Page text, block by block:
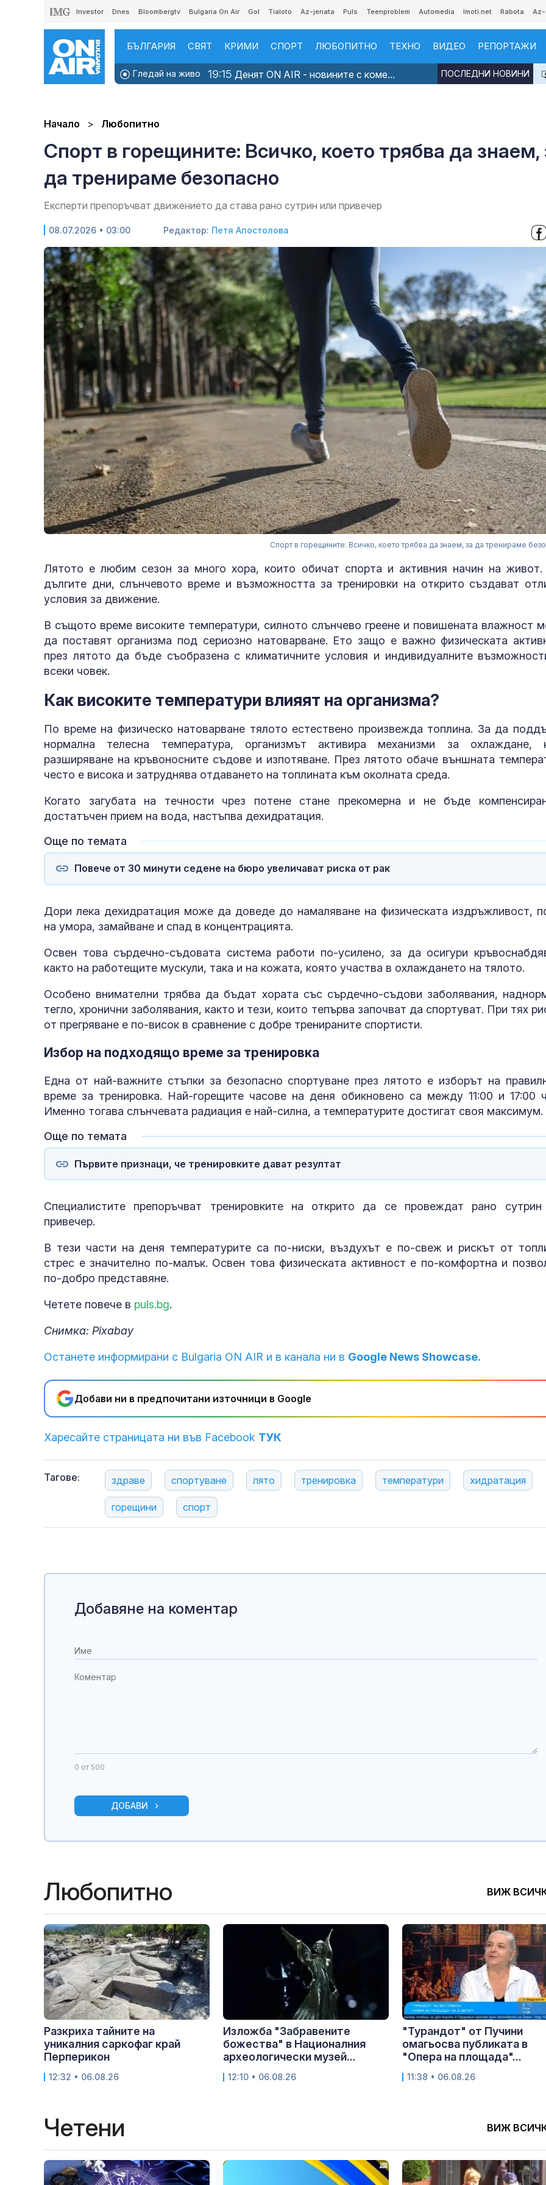
Investor Dnes Bloombergtv Bulgaria On Air Gol Tialoto Az-jenata Puls Teenproblem Automedia Imoti.net Rabota
БЪЛГАРИЯ СВЯТ КРИМИ СПОРТ ЛЮБОПИТНО ТЕХНО ВИДЕО РЕПОРТАЖИ
Гледай на живо 19:15 Денят ON AIR - новините с коме... ПОСЛЕДНИ НОВИНИ
Начало Любопитно
Спорт в горещините: Всичко, което трябва да знаем,
да тренираме безопасно
Експерти препоръчват движението да става рано сутрин или привечер
08.07.2026 • 03:00 Редактор: Петя Апостолова
Спорт в горещините: Всичко, което трябва да знаем, за да тренираме
Лятото е любим сезон за много хора, които обичат спорта и активния начин на
дългите дни, слънчевото време и възможността за тренировки на открито създават
условия за движение.
В същото време високите температури, силното слънчево греене и повишената влажност
да поставят организма под сериозно натоварване. Ето защо е важно физическата
през лятото да бъде съобразена с климатичните условия и индивидуалните
всеки човек.
Как високите температури влияят на организма?
По време на физическо натоварване тялото естествено произвежда топлина. За да
нормална телесна температура, организмът активира механизми за охлаждане,
разширяване на кръвоносните съдове и изпотяване. През лятото обаче външната
често е висока и затруднява отдаването на топлината към околната среда.
Когато загубата на течности чрез потене стане прекомерна и не бъде
достатъчен прием на вода, настъпва дехидратация.
Още по темата
Повече от 30 минути седене на бюро увеличават риска от рак
Дори лека дехидратация може да доведе до намаляване на физическата издръжливост,
на умора, замайване и спад в концентрацията.
Освен това сърдечно-съдовата система работи по-усилено, за да осигури
както на работещите мускули, така и на кожата, която участва в охлаждането на тялото.
Особено внимателни трябва да бъдат хората със сърдечно-съдови заболявания,
тегло, хронични заболявания, както и тези, които тепърва започват да спортуват. При тях
от прегряване е по-висок в сравнение с добре тренираните спортисти.
Избор на подходящо време за тренировка
Една от най-важните стъпки за безопасно спортуване през лятото е изборът на
време за тренировка. Най-горещите часове на деня обикновено са между 11:00 и 17:00
Именно тогава слънчевата радиация е най-силна, а температурите достигат своя максимум.
Още по темата
Първите признаци, че тренировките дават резултат
Специалистите препоръчват тренировките на открито да се провеждат рано
привечер.
В тези части на деня температурите са по-ниски, въздухът е по-свеж и рискът от
стрес е значително по-малък. Освен това физическата активност е по-комфортна и
по-добро представяне.
Четете повече в puls.bg.
Снимка: Pixabay
Останете информирани с Bulgaria ON AIR и в канала ни в Google News Showcase.
Добави ни в предпочитани източници в Google
Харесайте страницата ни във Facebook ТУК
Тагове: здраве спортуване лято тренировка температури хидратация
горещини спорт
Близо 12 000
бракове с
заради
Парадоксът
оръжейна
изпитва
Почина д-р
Поптодоров,
"Пирогов"
Добавяне на коментар
0 от 500
ДОБАВИ
Любопитно ВИЖ
Разкриха тайните на
уникалния саркофаг край
Перперикон
12:32 • 06.08.26
Изложба "Забравените
божества" в Националния
археологически музей...
12:10 • 06.08.26
"Турандот" от Пучини
омагьосва публиката в
"Опера на площада"...
11:38 • 06.08.26
Четени ВИЖ